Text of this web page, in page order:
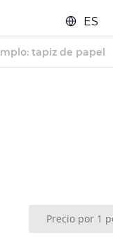
ES
Precio por 1